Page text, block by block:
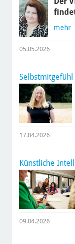
mehr
05.05.2026
17.04.2026
Künstliche
09.04.2026